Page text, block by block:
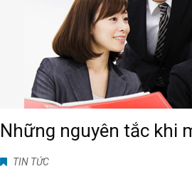
Những nguyên tắc khi
TIN TỨC